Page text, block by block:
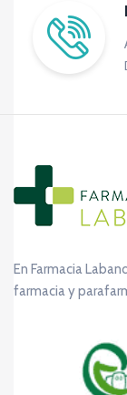
En Farmacia
farmacia y